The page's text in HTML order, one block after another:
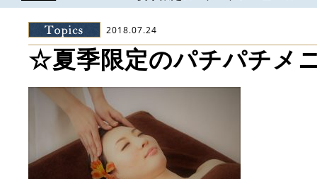
2018.07.24
☆夏季限定のパチパチメ